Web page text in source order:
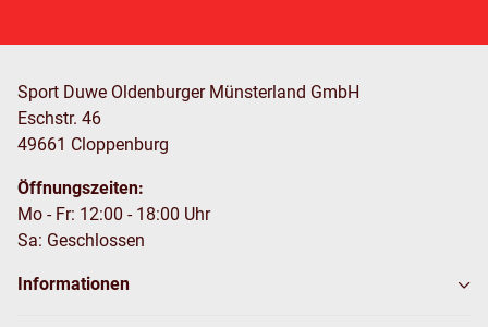
Sport Duwe Oldenburger Münsterland GmbH
Eschstr. 46
49661 Cloppenburg
Öffnungszeiten:
Mo - Fr: 12:00 - 18:00 Uhr
Sa: Geschlossen
Informationen